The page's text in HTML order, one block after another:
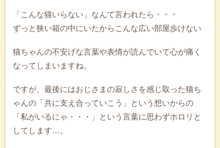
「こんな猫いらない」なんて言われたら・・・
ずっと狭い箱の中にいたからこんな広い部屋歩けない
猫ちゃんの不安げな言葉や表情が読んでいて心が痛く
なってしまいますね。
ですが、最後にはおじさまの寂しさを感じ取った猫ち
ゃんの「共に支え合っていこう」という想いからの
「私がいるにゃ・・・」という言葉に思わずホロリと
してします…。